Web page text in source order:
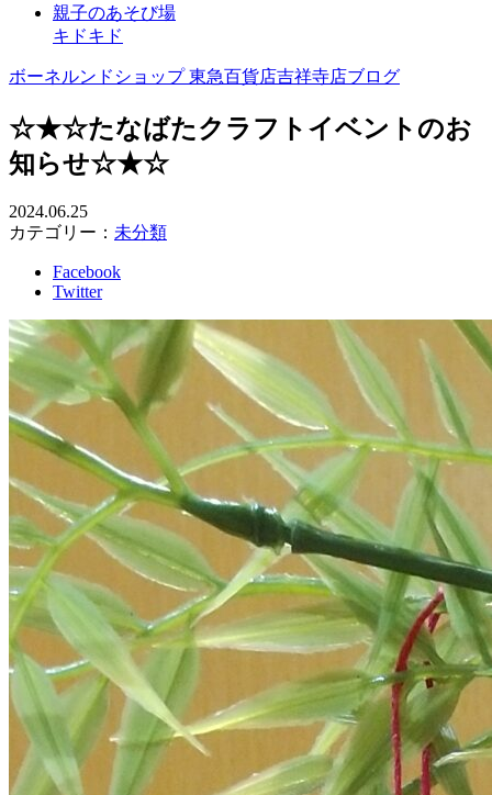
親子のあそび場
キドキド
ボーネルンドショップ 東急百貨店吉祥寺店ブログ
☆★☆たなばたクラフトイベントのお
知らせ☆★☆
2024.06.25
カテゴリー： 未分類
Facebook
Twitter